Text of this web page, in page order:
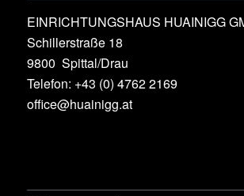
EINRICHTUNGSHAUS HUAINIGG
Schillerstraße 18
9800 Spittal/Drau
Telefon: +43 (0) 4762 2169
office@huainigg.at